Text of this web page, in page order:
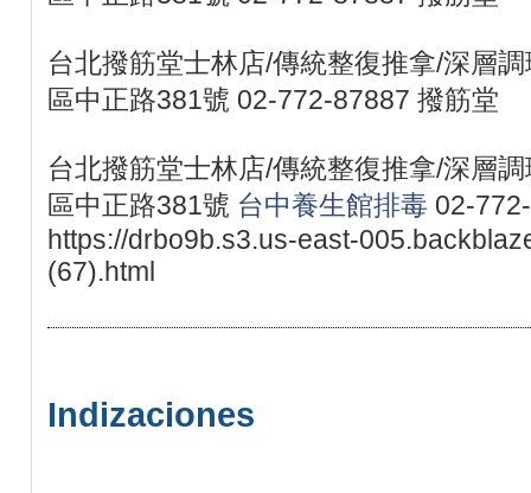
台北撥筋堂士林店/傳統整復推拿/深層
區中正路381號 02-772-87887 撥筋堂
台北撥筋堂士林店/傳統整復推拿/深層
區中正路381號 台中養生館排毒 02-
https://drbo9b.s3.us-east-
(67).html
Indizaciones